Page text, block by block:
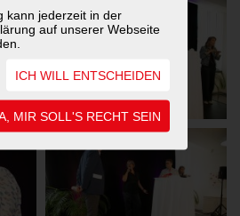
kann jederzeit in der
auf unserer Webseite
ICH WILL ENTSCHEIDEN
MIR SOLL'S RECHT SEIN